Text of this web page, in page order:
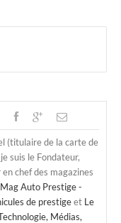
(titulaire de la carte de
suis le Fondateur,
chef des magazines
Auto Prestige -
de prestigeet Le
Médias,